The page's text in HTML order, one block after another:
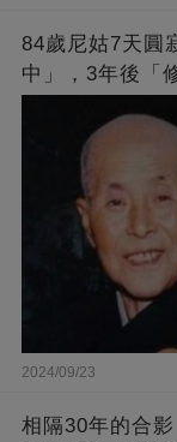
84歲尼姑7天圓
中」，3年後「
2024/09/23
相隔30年的合